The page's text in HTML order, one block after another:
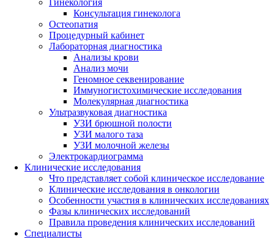
Гинекология
Консультация гинеколога
Остеопатия
Процедурный кабинет
Лабораторная диагностика
Анализы крови
Анализ мочи
Геномное секвенирование
Иммуногистохими­ческие исследования
Молекулярная диагностика
Ультразвуковая диагностика
УЗИ брюшной полости
УЗИ малого таза
УЗИ молочной железы
Электрокардиограмма
Клинические исследования
Что представляет собой клиническое исследование
Клинические исследования в онкологии
Особенности участия в клинических исследованиях
Фазы клинических исследований
Правила проведения клинических исследований
Специалисты